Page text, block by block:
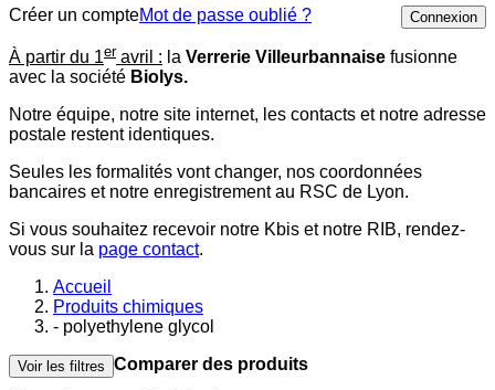
Créer un compte Connexion
Mot de passe oublié ?
À partir du 1er avril : la Verrerie Villeurbannaise fusionne
avec la société Biolys.
Notre équipe, notre site internet, les contacts et notre adresse
postale restent identiques.
Seules les formalités vont changer, nos coordonnées
bancaires et notre enregistrement au RSC de Lyon.
Si vous souhaitez recevoir notre Kbis et notre RIB, rendez-
vous sur la page contact.
Accueil
Produits chimiques
- polyethylene glycol
Voir les filtres Comparer des produits